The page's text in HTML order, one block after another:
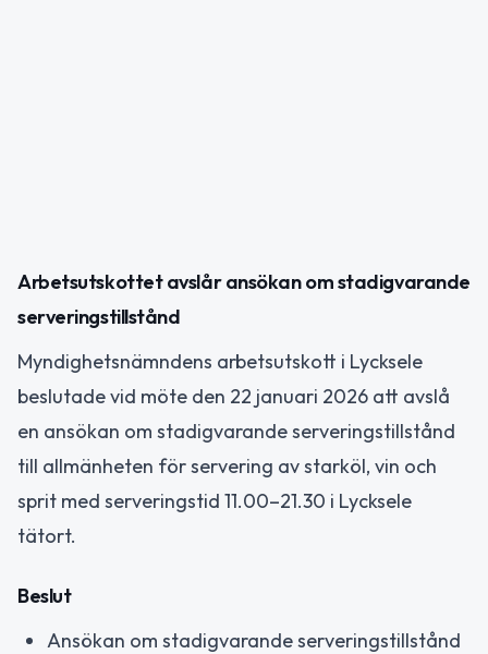
Arbetsutskottet avslår ansökan om stadigvarande
serveringstillstånd
Myndighetsnämndens arbetsutskott i Lycksele
beslutade vid möte den 22 januari 2026 att avslå
en ansökan om stadigvarande serveringstillstånd
till allmänheten för servering av starköl, vin och
sprit med serveringstid 11.00–21.30 i Lycksele
tätort.
Beslut
Ansökan om stadigvarande serveringstillstånd